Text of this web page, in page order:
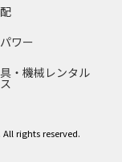
ワー
・機械レンタル
All rights reserved.